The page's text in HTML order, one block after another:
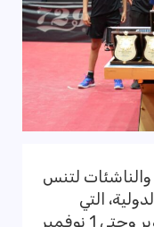
لتنس
التي
أقيمت خلال الفترة ما بين 26 أكتوبر وحتى 1 نوفمبر